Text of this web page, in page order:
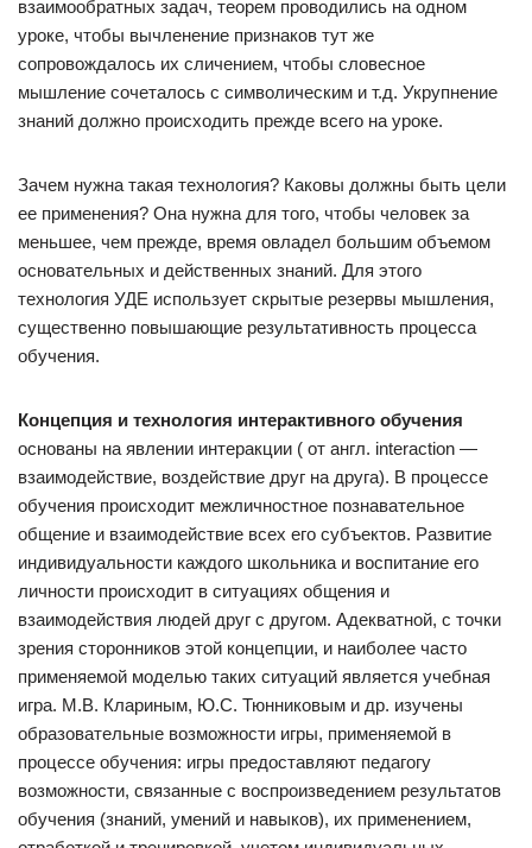
взаимообратных задач, теорем проводились на одном
уроке, чтобы вычленение признаков тут же
сопровождалось их сличением, чтобы словесное
мышление сочеталось с символическим и т.д. Укрупнение
знаний должно происходить прежде всего на уроке.
Зачем нужна такая технология? Каковы должны быть цели
ее применения? Она нужна для того, чтобы человек за
меньшее, чем прежде, время овладел большим объемом
основательных и действенных знаний. Для этого
технология УДЕ использует скрытые резервы мышления,
существенно повышающие результативность процесса
обучения.
Концепция и технология интерактивного обучения
основаны на явлении интеракции ( от англ. interaction —
взаимодействие, воздействие друг на друга). В процессе
обучения происходит межличностное познавательное
общение и взаимодействие всех его субъектов. Развитие
индивидуальности каждого школьника и воспитание его
личности происходит в ситуациях общения и
взаимодействия людей друг с другом. Адекватной, с точки
зрения сторонников этой концепции, и наиболее часто
применяемой моделью таких ситуаций является учебная
игра. М.В. Клариным, Ю.С. Тюнниковым и др. изучены
образовательные возможности игры, применяемой в
процессе обучения: игры предоставляют педагогу
возможности, связанные с воспроизведением результатов
обучения (знаний, умений и навыков), их применением,